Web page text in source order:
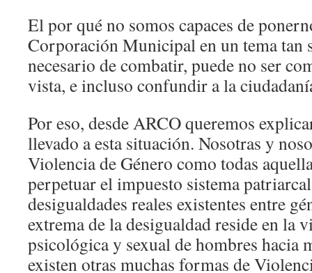
El por qué no somos capaces de
Corporación Municipal en un tema tan
necesario de combatir, puede no ser
vista, e incluso confundir a la
Por eso, desde ARCO queremos
llevado a esta situación. Nosotras y
Violencia de Género como todas
perpetuar el impuesto sistema
desigualdades reales existentes entre
extrema de la desigualdad reside en la
psicológica y sexual de hombres hacia
existen otras muchas formas de